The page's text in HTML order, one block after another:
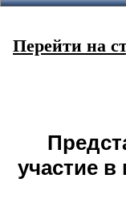
Перейти на
участие